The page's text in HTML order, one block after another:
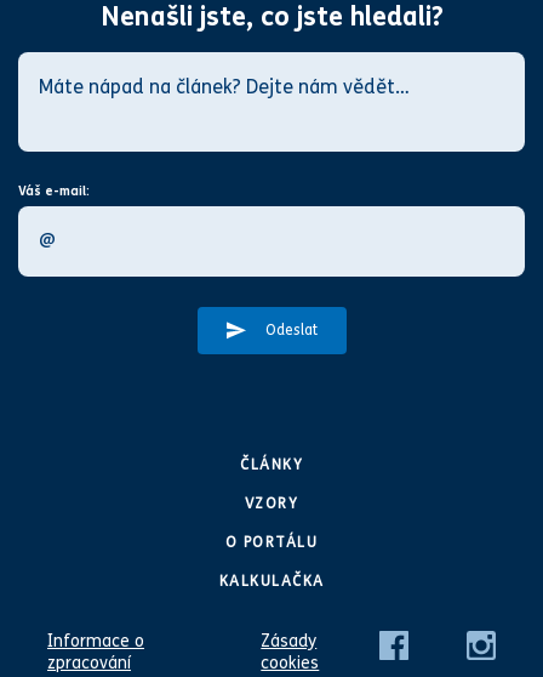
Nenašli jste, co jste hledali?
Váš e-mail:
Odeslat
ČLÁNKY
VZORY
O PORTÁLU
KALKULAČKA
Informace o
zpracování
Zásady
cookies